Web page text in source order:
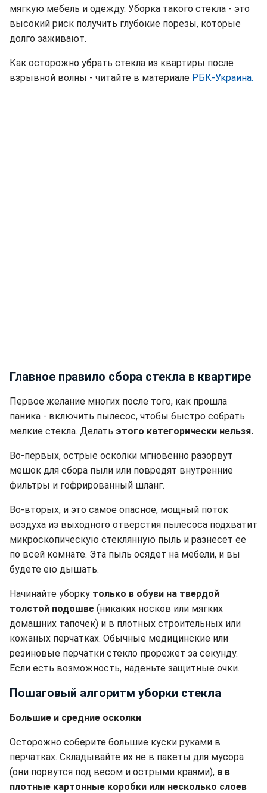
мягкую мебель и одежду. Уборка такого стекла - это
высокий риск получить глубокие порезы, которые
долго заживают.
Как осторожно убрать стекла из квартиры после
взрывной волны - читайте в материале РБК-Украина.
Главное правило сбора стекла в квартире
Первое желание многих после того, как прошла
паника - включить пылесос, чтобы быстро собрать
мелкие стекла. Делать этого категорически нельзя.
Во-первых, острые осколки мгновенно разорвут
мешок для сбора пыли или повредят внутренние
фильтры и гофрированный шланг.
Во-вторых, и это самое опасное, мощный поток
воздуха из выходного отверстия пылесоса подхватит
микроскопическую стеклянную пыль и разнесет ее
по всей комнате. Эта пыль осядет на мебели, и вы
будете ею дышать.
Начинайте уборку только в обуви на твердой
толстой подошве (никаких носков или мягких
домашних тапочек) и в плотных строительных или
кожаных перчатках. Обычные медицинские или
резиновые перчатки стекло прорежет за секунду.
Если есть возможность, наденьте защитные очки.
Пошаговый алгоритм уборки стекла
Большие и средние осколки
Осторожно соберите большие куски руками в
перчатках. Складывайте их не в пакеты для мусора
(они порвутся под весом и острыми краями), а в
плотные картонные коробки или несколько слоев